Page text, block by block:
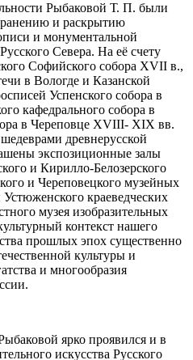
Рыбаковой Т. П. были
и раскрытию
и монументальной
Севера. На её счету
Софийского собора ХVII в.,
в Вологде и Казанской
Успенского собора в
кафедрального собора в
в Череповце ХVIII- ХIХ вв.
древнерусской
экспозиционные залы
и Кирилло-Белозерского
и Череповецкого музейных
краеведческих
музея изобразительных
контекст нашего
прошлых эпох существенно
культуры и
и многообразия
ярко проявился и в
искусства Русского